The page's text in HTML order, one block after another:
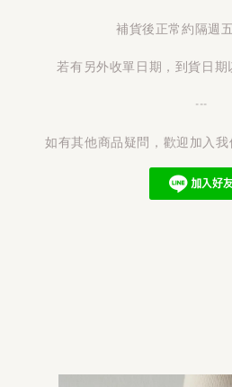
補貨後正常約隔週
若有另外收單日期，到貨日
---
如有其他商品疑問，歡迎加入我